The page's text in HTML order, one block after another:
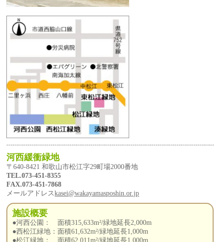
河西緩衝緑地
〒640-8421 和歌山市松江字29町場2000番地
TEL.073-451-8355
FAX.073-451-7868
メールアドレスkasei@wakayamasposhin.or.jp
施設概要
●河西公園： 面積315,633m²/緑地延長2,000m
●西松江緑地：面積61,632m²/緑地延長1,000m
●松江緑地： 面積62,011m²/緑地延長1,000m